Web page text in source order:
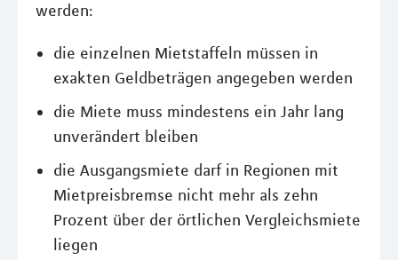
werden:
die einzelnen Mietstaffeln müssen in
exakten Geldbeträgen angegeben werden
die Miete muss mindestens ein Jahr lang
unverändert bleiben
die Ausgangsmiete darf in Regionen mit
Mietpreisbremse nicht mehr als zehn
Prozent über der örtlichen Vergleichsmiete
liegen